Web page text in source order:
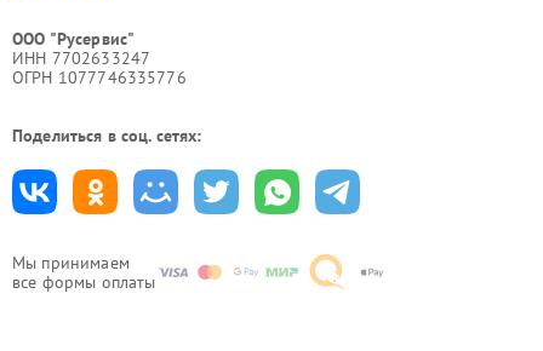
Мы принимаем
все формы оплаты
ООО "Русервис"
ИНН 7702633247
ОГРН 1077746335776
Поделиться в соц. сетях: